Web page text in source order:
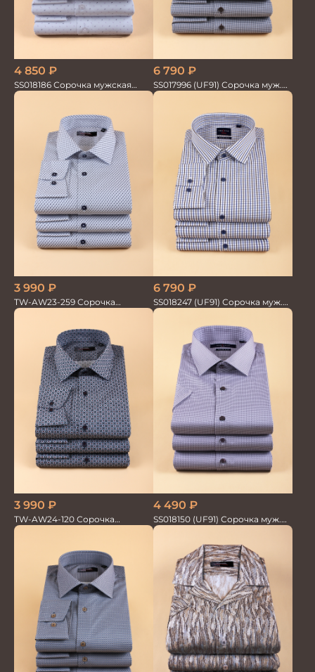
4 850 ₽
SS018186 Сорочка мужская
GROSTYLE TRENDY
6 790 ₽
SS017996 (UF91) Сорочка муж.
GROSTYLE TRENDY
3 990 ₽
TW-AW23-259 Сорочка
мужская
6 790 ₽
SS018247 (UF91) Сорочка муж.
GROSTYLE TRENDY
3 990 ₽
TW-AW24-120 Сорочка
мужская
4 490 ₽
SS018150 (UF91) Сорочка муж.
кр.рук. GROSTYLE PRIME